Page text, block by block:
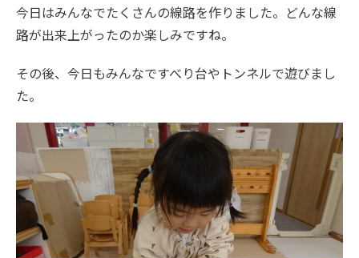
今日はみんなでたくさんの線路を作りました。どんな線
路が出来上がったのか楽しみですね。
その後、今日もみんなですべり台やトンネルで遊びまし
た。